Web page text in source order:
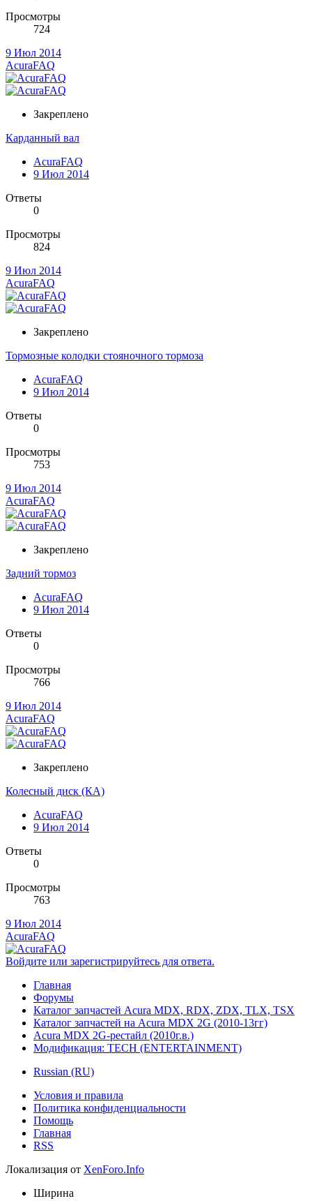
Просмотры
724
9 Июл 2014
AcuraFAQ
Закреплено
Карданный вал
AcuraFAQ
9 Июл 2014
Ответы
0
Просмотры
824
9 Июл 2014
AcuraFAQ
Закреплено
Тормозные колодки стояночного тормоза
AcuraFAQ
9 Июл 2014
Ответы
0
Просмотры
753
9 Июл 2014
AcuraFAQ
Закреплено
Задний тормоз
AcuraFAQ
9 Июл 2014
Ответы
0
Просмотры
766
9 Июл 2014
AcuraFAQ
Закреплено
Колесный диск (КА)
AcuraFAQ
9 Июл 2014
Ответы
0
Просмотры
763
9 Июл 2014
AcuraFAQ
Войдите или зарегистрируйтесь для ответа.
Главная
Форумы
Каталог запчастей Acura MDX, RDX, ZDX, TLX, TSX
Каталог запчастей на Acura MDX 2G (2010-13гг)
Acura MDX 2G-рестайл (2010г.в.)
Модификация: TECH (ENTERTAINMENT)
Russian (RU)
Условия и правила
Политика конфиденциальности
Помощь
Главная
RSS
Локализация от XenForo.Info
Ширина